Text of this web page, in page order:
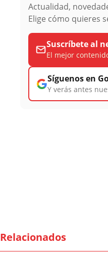
Actualidad,
Elige cómo quieres
Suscríbete al
El mejor
Síguenos en
Y verás antes
Relacionados